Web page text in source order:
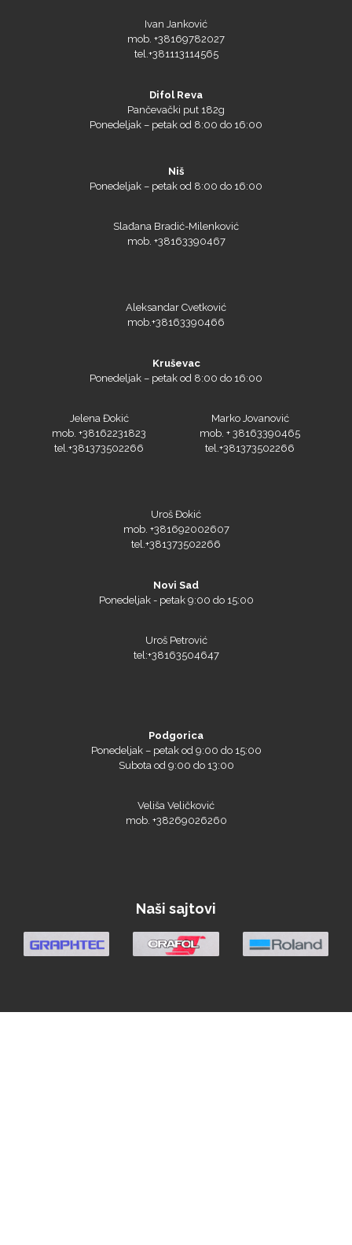
Ivan Janković
mob. +38169782027
tel.+381113114565
Difol Reva
Pančevački put 182g
Ponedeljak – petak od 8:00 do 16:00
Niš
Ponedeljak – petak od 8:00 do 16:00
Slađana Bradić-Milenković
mob. +38163390467
Aleksandar Cvetković
mob.+38163390466
Kruševac
Ponedeljak – petak od 8:00 do 16:00
Jelena Đokić
mob. +38162231823
tel.+381373502266
Marko Jovanović
mob. + 38163390465
tel.+381373502266
Uroš Đokić
mob. +381692002607
tel.+381373502266
Novi Sad
Ponedeljak - petak 9:00 do 15:00
Uroš Petrović
tel:+38163504647
Podgorica
Ponedeljak – petak od 9:00 do 15:00
Subota od 9:00 do 13:00
Veliša Veličković
mob. +38269026260
Naši sajtovi